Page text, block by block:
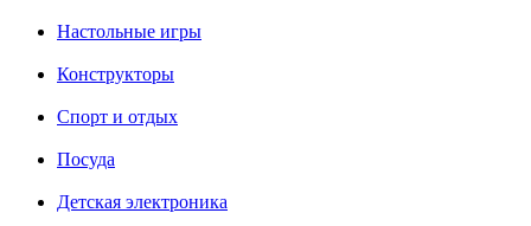
Настольные игры
Конструкторы
Спорт и отдых
Посуда
Детская электроника